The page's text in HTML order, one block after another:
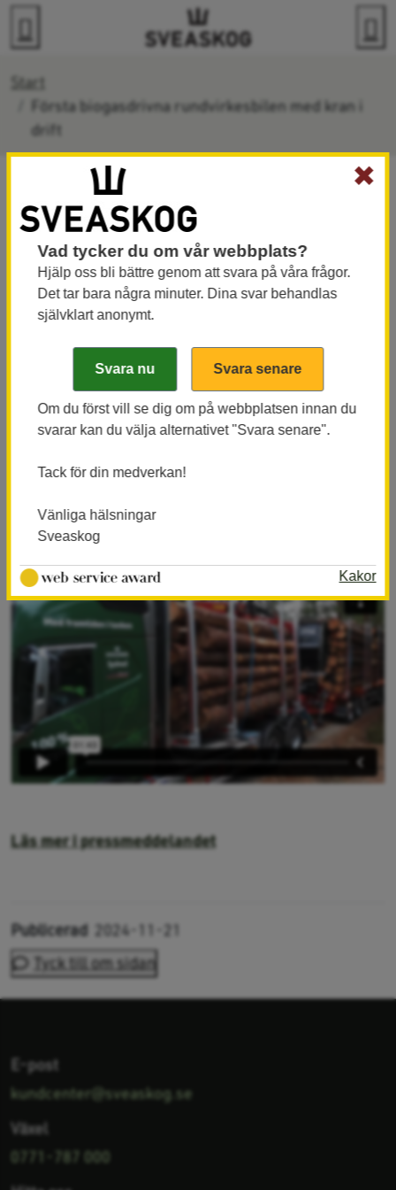
Gå direkt till innehållet
Start
Första biogasdrivna rundvirkesbilen med kran i
drift
Första biogasdrivna
rundvirkesbilen med
kran i drift
Den första rundvirkesbilen med kran
som drivs på biogas har börjat köras i
Sverige. Genom satsningen tar
Sveaskog, Hestra Åkeri och Sydved
tillsammans ett kliv framåt för att kunna
till fossilfria transporter för
skogsbruket.
Läs mer i pressmeddelandet
Publicerad 2024-11-21
Tyck till om sidan
E-post
kundcenter@sveaskog.se
Växel
0771-787 000
✖
Vad tycker du om vår webbplats?
Hjälp oss bli bättre genom att svara på våra frågor.
Det tar bara några minuter. Dina svar behandlas
självklart anonymt.
Om du först vill se dig om på webbplatsen innan du
svarar kan du välja alternativet "Svara senare".
Tack för din medverkan!
Vänliga hälsningar
Sveaskog
Kakor